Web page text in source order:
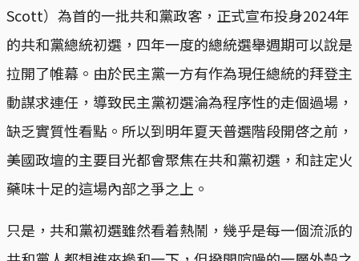
Scott）為首的一批共和黨政客，正式宣布投身2024年
的共和黨總統初選，四年一度的總統選舉週期可以說是
拉開了帷幕。由於民主黨一方有作為現任總統的拜登主
動謀求連任，導致民主黨初選淪為程序性的走個過場，
缺乏實質性看點。所以到明年夏天普選階段開啓之前，
美國政壇的主要目光都會聚焦在共和黨初選，和註定火
藥味十足的這場內部之爭之上。
只是，共和黨初選雖然看着熱鬧，幾乎是每一個流派的